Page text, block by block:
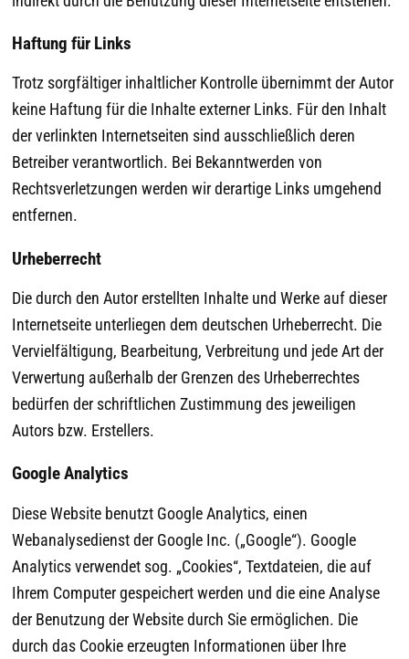
Haftung für Links
Trotz sorgfältiger inhaltlicher Kontrolle übernimmt der Autor
keine Haftung für die Inhalte externer Links. Für den Inhalt
der verlinkten Internetseiten sind ausschließlich deren
Betreiber verantwortlich. Bei Bekanntwerden von
Rechtsverletzungen werden wir derartige Links umgehend
entfernen.
Urheberrecht
Die durch den Autor erstellten Inhalte und Werke auf dieser
Internetseite unterliegen dem deutschen Urheberrecht. Die
Vervielfältigung, Bearbeitung, Verbreitung und jede Art der
Verwertung außerhalb der Grenzen des Urheberrechtes
bedürfen der schriftlichen Zustimmung des jeweiligen
Autors bzw. Erstellers.
Google Analytics
Diese Website benutzt Google Analytics, einen
Webanalysedienst der Google Inc. („Google“). Google
Analytics verwendet sog. „Cookies“, Textdateien, die auf
Ihrem Computer gespeichert werden und die eine Analyse
der Benutzung der Website durch Sie ermöglichen. Die
durch das Cookie erzeugten Informationen über Ihre